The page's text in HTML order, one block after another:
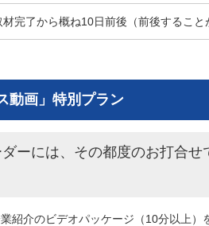
材完了から概ね10日前後（前後すること
動画」特別プラン
ーには、その都度のお打合せ
紹介のビデオパッケージ（10分以上）